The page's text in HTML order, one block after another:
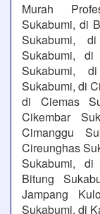
Murah
Sukabumi, di
Sukabumi,
Sukabumi,
Sukabumi,
Sukabumi, di
di Ciemas
Cikembar
Cimanggu
Cireunghas
Sukabumi,
Bitung
Jampang
Sukabumi, di